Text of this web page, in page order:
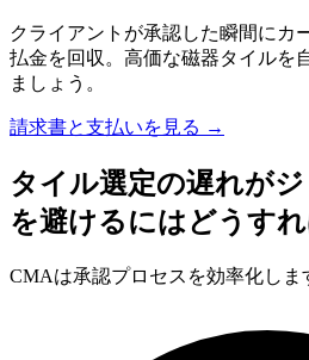
クライアントが承認した瞬間にカ
払金を回収。高価な磁器タイルを
ましょう。
請求書と支払いを見る →
タイル選定の遅れが
を避けるにはどうす
CMAは承認プロセスを効率化しま